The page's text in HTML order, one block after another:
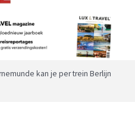
kan je per trein Berlijn